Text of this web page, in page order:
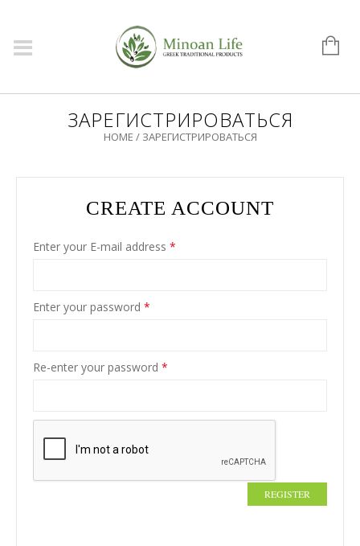
ЗАРЕГИСТРИРОВАТЬСЯ
HOME / ЗАРЕГИСТРИРОВАТЬСЯ
CREATE ACCOUNT
Enter your E-mail address *
Enter your password *
Re-enter your password *
REGISTER